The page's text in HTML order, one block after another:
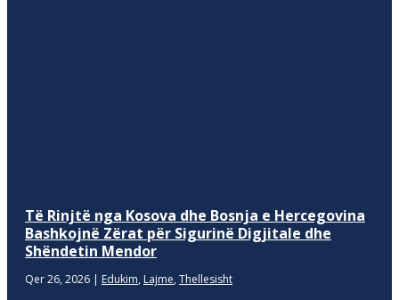
Të Rinjtë nga Kosova dhe Bosnja e Hercegovina
Bashkojnë Zërat për Sigurinë Digjitale dhe
Shëndetin Mendor
Qer 26, 2026 | Edukim, Lajme, Thellesisht